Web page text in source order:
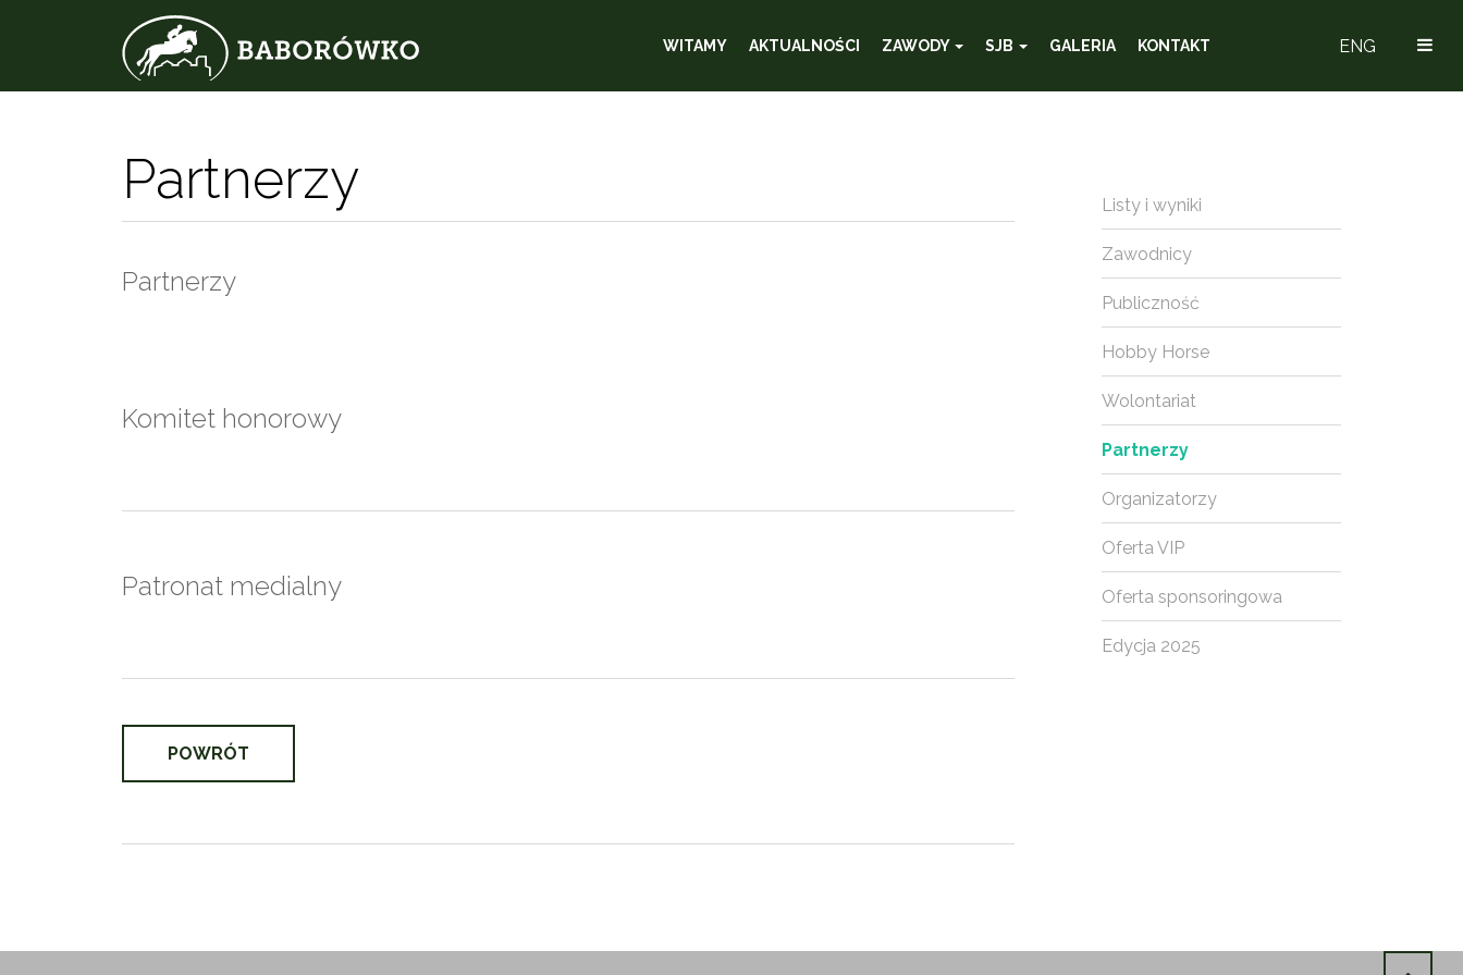
ENG
WITAMY AKTUALNOŚCI ZAWODY SJB GALERIA KONTAKT
Partnerzy
Partnerzy
Komitet honorowy
Patronat medialny
POWRÓT
Listy i wyniki
Zawodnicy
Publiczność
Hobby Horse
Wolontariat
Partnerzy
Organizatorzy
Oferta VIP
Oferta sponsoringowa
Edycja 2025